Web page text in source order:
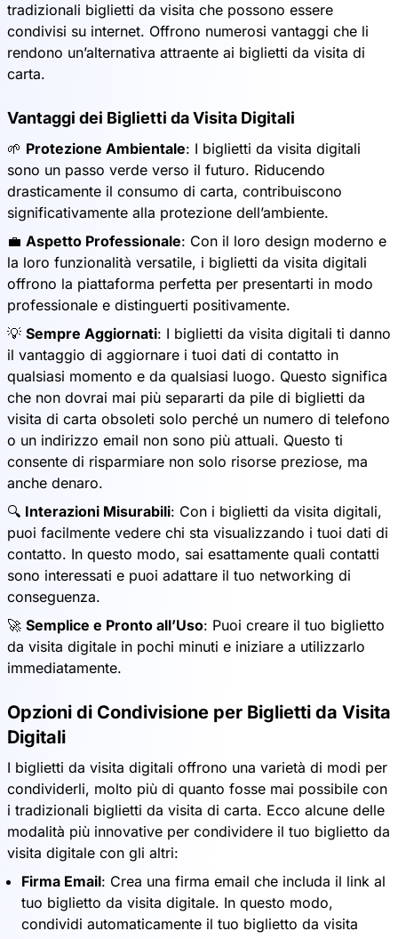
tradizionali biglietti da visita che possono essere
condivisi su internet. Offrono numerosi vantaggi che li
rendono un’alternativa attraente ai biglietti da visita di
carta.
Vantaggi dei Biglietti da Visita Digitali
🌱 Protezione Ambientale: I biglietti da visita digitali
sono un passo verde verso il futuro. Riducendo
drasticamente il consumo di carta, contribuiscono
significativamente alla protezione dell’ambiente.
💼 Aspetto Professionale: Con il loro design moderno e
la loro funzionalità versatile, i biglietti da visita digitali
offrono la piattaforma perfetta per presentarti in modo
professionale e distinguerti positivamente.
💡 Sempre Aggiornati: I biglietti da visita digitali ti danno
il vantaggio di aggiornare i tuoi dati di contatto in
qualsiasi momento e da qualsiasi luogo. Questo significa
che non dovrai mai più separarti da pile di biglietti da
visita di carta obsoleti solo perché un numero di telefono
o un indirizzo email non sono più attuali. Questo ti
consente di risparmiare non solo risorse preziose, ma
anche denaro.
🔍 Interazioni Misurabili: Con i biglietti da visita digitali,
puoi facilmente vedere chi sta visualizzando i tuoi dati di
contatto. In questo modo, sai esattamente quali contatti
sono interessati e puoi adattare il tuo networking di
conseguenza.
🚀 Semplice e Pronto all’Uso: Puoi creare il tuo biglietto
da visita digitale in pochi minuti e iniziare a utilizzarlo
immediatamente.
Opzioni di Condivisione per Biglietti da Visita
Digitali
I biglietti da visita digitali offrono una varietà di modi per
condividerli, molto più di quanto fosse mai possibile con
i tradizionali biglietti da visita di carta. Ecco alcune delle
modalità più innovative per condividere il tuo biglietto da
visita digitale con gli altri:
Firma Email: Crea una firma email che includa il link al
tuo biglietto da visita digitale. In questo modo,
condividi automaticamente il tuo biglietto da visita